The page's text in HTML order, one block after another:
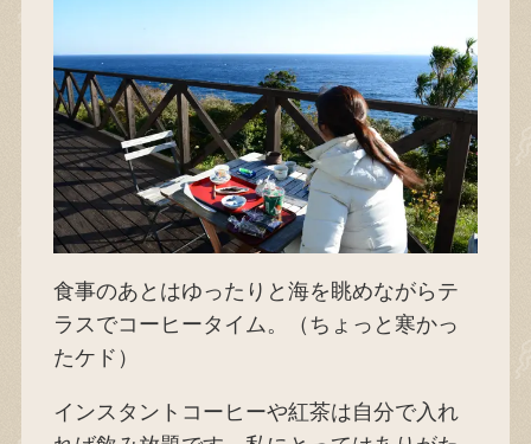
食事のあとはゆったりと海を眺めながらテ
ラスでコーヒータイム。（ちょっと寒かっ
たケド）
インスタントコーヒーや紅茶は自分で入れ